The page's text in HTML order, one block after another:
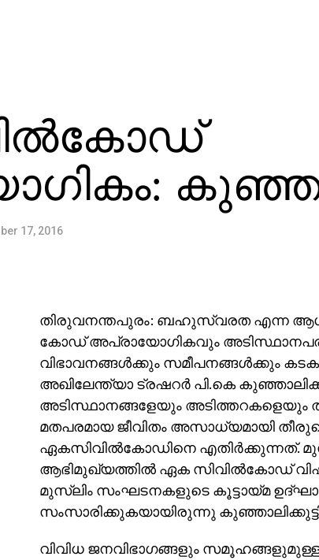
17, 2016
തിരുവനന്തപുരം: ബഹുസ്വരത എന്ന
കോഡ് അപ്രായോഗികവും
വിഭാവനങ്ങള്‍ക്കും സമീപനങ്ങള്‍ക്കും
അഖിലേന്ത്യാ ട്രഷറര്‍ പി.കെ
അടിസ്ഥാനങ്ങളേയും അടിത്തറകളെയും
മതപരമായ ജീവിതം അസാധ്യമായി
ഏകസിവില്‍കോഡിനെ എതിര്‍ക്കുന്നത്.
ആഭിമുഖ്യത്തില്‍ ഏക സിവില്‍കോഡ്
മുസ്‌ലിം സംഘടനകളുടെ കൂട്ടായ്മ
സംസാരിക്കുകയായിരുന്നു
വിവിധ ജനവിഭാഗങ്ങളും